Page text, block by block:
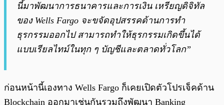
นี้มาพัฒนาการธนาคารและการเงิน เหรียญดิจิทัล
ของ Wells Fargo จะขจัดอุปสรรคด้านการทำ
ธุรกรรมออกไป สามารถทำให้ธุรกรรมเกิดขึ้นได้
แบบเรียลไทม์ในทุก ๆ บัญชีและตลาดทั่วโลก”
ก่อนหน้านี้เองทาง Wells Fargo ก็เคยเปิดตัวโปรเจ็คด้าน
Blockchain ออกมาเช่นกันรวมถึงพัฒนา Banking